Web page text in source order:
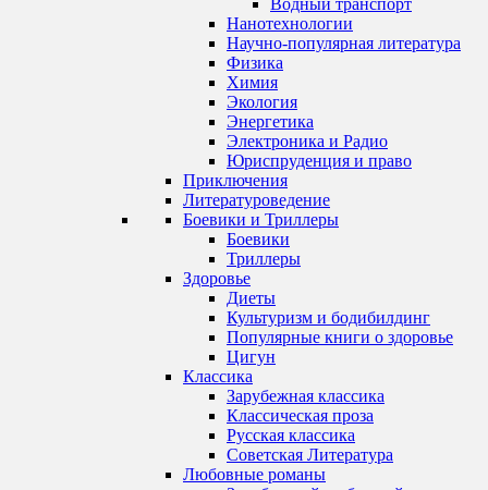
Водный транспорт
Нанотехнологии
Научно-популярная литература
Физика
Химия
Экология
Энергетика
Электроника и Радио
Юриспруденция и право
Приключения
Литературоведение
Боевики и Триллеры
Боевики
Триллеры
Здоровье
Диеты
Культуризм и бодибилдинг
Популярные книги о здоровье
Цигун
Классика
Зарубежная классика
Классическая проза
Русская классика
Советская Литература
Любовные романы